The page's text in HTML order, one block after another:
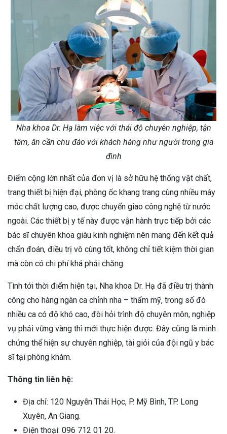
Nha khoa Dr. Hạ làm việc với thái độ chuyên nghiệp, tận
tâm, ân cần chu đáo với khách hàng như người trong gia
đình
Điểm cộng lớn nhất của đơn vị là sở hữu hệ thống vật chất,
trang thiết bị hiện đại, phòng ốc khang trang cùng nhiều máy
móc chất lượng cao, được chuyển giao công nghệ từ nước
ngoài. Các thiết bị y tế này được vận hành trực tiếp bởi các
bác sĩ chuyên khoa giàu kinh nghiệm nên mang đến kết quả
chẩn đoán, điều trị vô cùng tốt, không chỉ tiết kiệm thời gian
mà còn có chi phí khá phải chăng.
Tình tới thời điểm hiện tại, Nha khoa Dr. Hạ đã điều trị thành
công cho hàng ngàn ca chỉnh nha – thẩm mỹ, trong số đó
nhiều ca có độ khó cao, đòi hỏi trình độ chuyên môn, nghiệp
vụ phải vững vàng thì mới thực hiện được. Đây cũng là minh
chứng thể hiện sự chuyên nghiệp, tài giỏi của đội ngũ y bác
sĩ tại phòng khám.
Thông tin liên hệ:
Địa chỉ: 120 Nguyễn Thái Học, P. Mỹ Bình, TP. Long
Xuyên, An Giang.
Điện thoại: 096 712 01 20.